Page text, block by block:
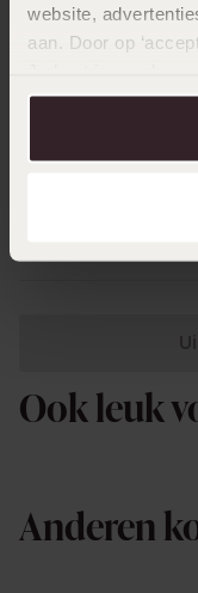
website,
aan. Door op
over in ons
Ik vind het
super blij mee
Ook leuk
Anderen